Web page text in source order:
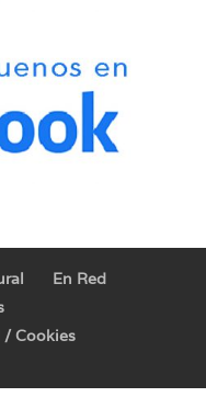
En Red
/ Cookies